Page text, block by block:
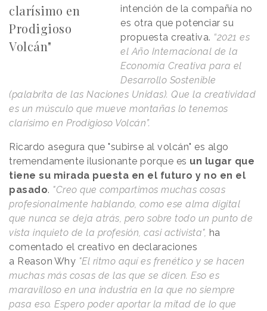
clarísimo en
Prodigioso
Volcán"
intención de la compañía no
es otra que potenciar su
propuesta creativa. “2021 es
el Año Internacional de la
Economía Creativa para el
Desarrollo Sostenible
(palabrita de las Naciones Unidas). Que la creatividad
es un músculo que mueve montañas lo tenemos
clarísimo en Prodigioso Volcán”.
Ricardo asegura que "subirse al volcán" es algo
tremendamente ilusionante porque es un lugar que
tiene su mirada puesta en el futuro y no en el
pasado. "Creo que compartimos muchas cosas
profesionalmente hablando, como ese alma digital
que nunca se deja atrás, pero sobre todo un punto de
vista inquieto de la profesión, casi activista", ha
comentado el creativo en declaraciones
a Reason Why "El ritmo aquí es frenético y se hacen
muchas más cosas de las que se dicen. Eso es
maravilloso en una industria en la que no siempre
pasa eso. Espero poder aportar la mitad de lo que